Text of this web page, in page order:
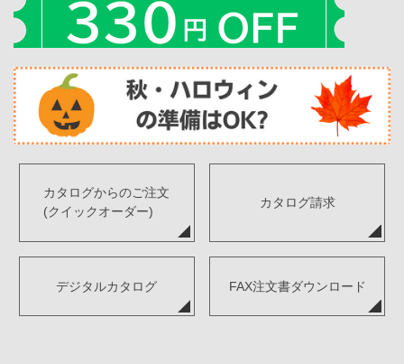
カタログからのご注文
(クイックオーダー)
カタログ請求
デジタルカタログ FAX注文書ダウンロード